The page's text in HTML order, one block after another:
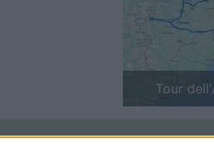
Finlandia
Previous